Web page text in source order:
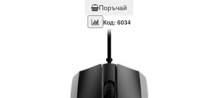
Поръчай
Код: 6034